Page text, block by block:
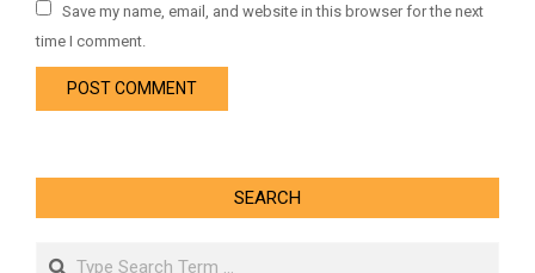
Save my name, email, and website in this browser for the next
time I comment.
SEARCH
Search